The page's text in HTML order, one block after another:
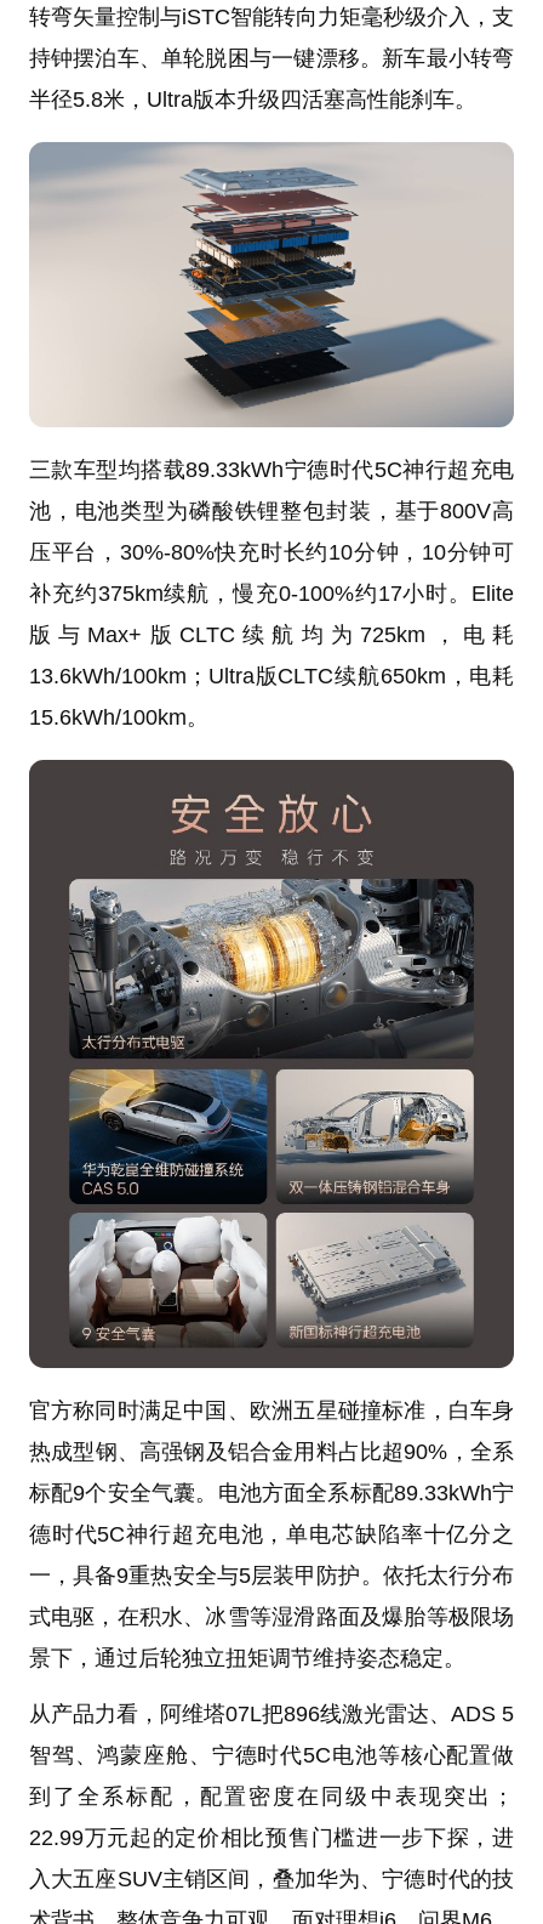
转弯矢量控制与iSTC智能转向力矩毫秒级介入，支
持钟摆泊车、单轮脱困与一键漂移。新车最小转弯
半径5.8米，Ultra版本升级四活塞高性能刹车。
三款车型均搭载89.33kWh宁德时代5C神行超充电
池，电池类型为磷酸铁锂整包封装，基于800V高
压平台，30%-80%快充时长约10分钟，10分钟可
补充约375km续航，慢充0-100%约17小时。Elite
版与Max+版CLTC续航均为725km，电耗
13.6kWh/100km；Ultra版CLTC续航650km，电耗
15.6kWh/100km。
官方称同时满足中国、欧洲五星碰撞标准，白车身
热成型钢、高强钢及铝合金用料占比超90%，全系
标配9个安全气囊。电池方面全系标配89.33kWh宁
德时代5C神行超充电池，单电芯缺陷率十亿分之
一，具备9重热安全与5层装甲防护。依托太行分布
式电驱，在积水、冰雪等湿滑路面及爆胎等极限场
景下，通过后轮独立扭矩调节维持姿态稳定。
从产品力看，阿维塔07L把896线激光雷达、ADS 5
智驾、鸿蒙座舱、宁德时代5C电池等核心配置做
到了全系标配，配置密度在同级中表现突出；
22.99万元起的定价相比预售门槛进一步下探，进
入大五座SUV主销区间，叠加华为、宁德时代的技